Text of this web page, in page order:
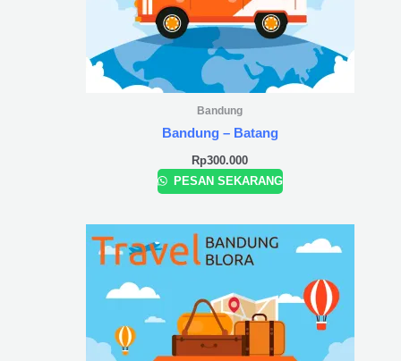
Bandung
Bandung – Batang
Rp300.000
PESAN SEKARANG